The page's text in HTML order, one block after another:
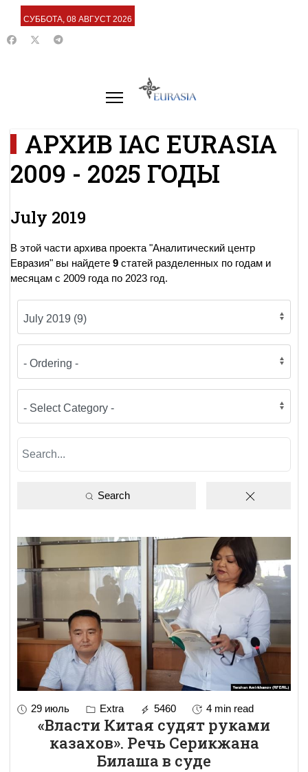
СУББОТА, 08 АВГУСТ 2026
АРХИВ IAC EURASIA
2009 - 2025 ГОДЫ
July 2019
В этой части архива проекта "Аналитический центр
Евразия" вы найдете 9 статей разделенных по годам и
месяцам с 2009 года по 2023 год.
Search
29 июль Extra 5460 4 min read
«Власти Китая судят руками
казахов». Речь Серикжана
Билаша в суде